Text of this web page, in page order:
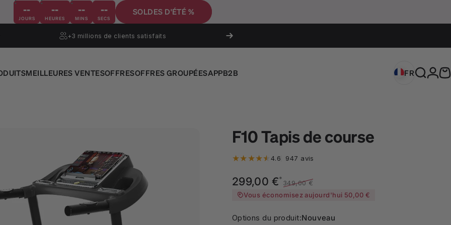
--
JOURS
--
HEURES
--
MINS
--
SECS
SOLDES D'ÉTÉ %
+3 millions de clients satisfaits
MEILLEURES VENTESOFFRESOFFRES GROUPÉESAPPB2B FR
France (EUR
F10 Tapis de course
4.6 947 avis
Prix promotionnel
299,00 €*
Prix habituel349,00 €
Vous économisez aujourd'hui 50,00 €
Options du produit
Options du produit:Nouveau